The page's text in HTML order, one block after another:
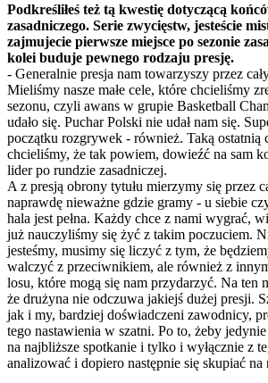
Podkreśliłeś też tą kwestię dotyczącą
zasadniczego. Serie zwycięstw, jesteście
zajmujecie pierwsze miejsce po sezonie
kolei buduje pewnego rodzaju presję.
- Generalnie presja nam towarzyszy przez
Mieliśmy nasze małe cele, które chcieliśmy
sezonu, czyli awans w grupie Basketball
udało się. Puchar Polski nie udał nam się.
początku rozgrywek - również. Taką ostatnią
chcieliśmy, że tak powiem, dowieźć na sam
lider po rundzie zasadniczej.
A z presją obrony tytułu mierzymy się przez
naprawdę nieważne gdzie gramy - u siebie
hala jest pełna. Każdy chce z nami wygrać,
już nauczyliśmy się żyć z takim poczuciem.
jesteśmy, musimy się liczyć z tym, że
walczyć z przeciwnikiem, ale również z
losu, które mogą się nam przydarzyć. Na ten
że drużyna nie odczuwa jakiejś dużej presji.
jak i my, bardziej doświadczeni zawodnicy,
tego nastawienia w szatni. Po to, żeby
na najbliższe spotkanie i tylko i wyłącznie z
analizować i dopiero następnie się skupiać na